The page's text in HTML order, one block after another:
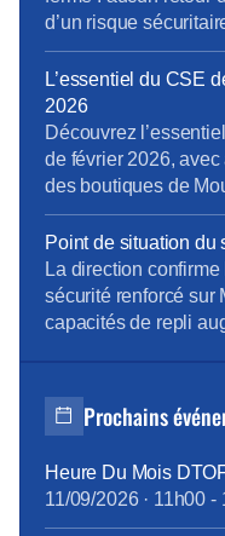
d’un risque
documenté en
organisation
managers et un outil
véritable cadre
L’essentiel du CSE
2026
Découvrez
de février 2026,
des boutiques de
situation du site
l’intégralité de notre
dessous :
Point de situation du
La direction
sécurité renforcé sur
capacités de repli
salariés de revenir 1
base du […]
Prochains
Heure Du Mois
11/09/2026· 11h00 -